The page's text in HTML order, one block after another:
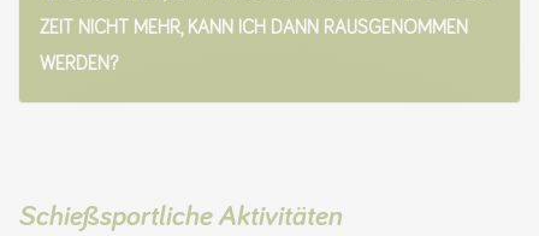
ZEIT NICHT MEHR, KANN ICH DANN RAUSGENOMMEN
WERDEN?
Schießsportliche Aktivitäten